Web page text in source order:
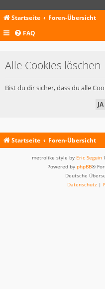
Startseite Foren-Übersicht
FAQ
Alle Cookies löschen
Bist du dir sicher, dass du alle
Startseite Foren-Übersicht
metrolike style by Eric Seguin
Powered by phpBB®
Deutsche
Datenschutz |